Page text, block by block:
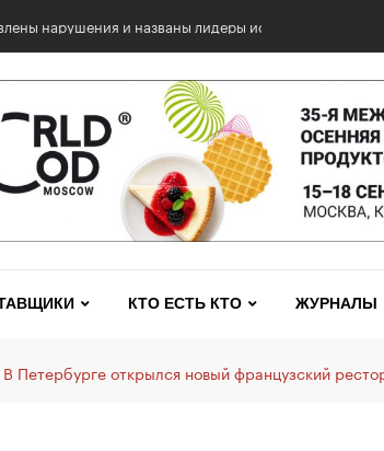
нарушения и названы лидеры исследования
КТО ЕСТЬ КТО ЖУРНАЛЫ
В Петербурге открылся новый французский